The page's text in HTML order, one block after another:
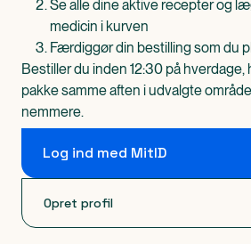
Se alle dine aktive recepter og
medicin i kurven
Færdiggør din bestilling som du
Bestiller du inden 12:30 på hverdage,
pakke samme aften i udvalgte
nemmere.
Log ind med MitID
Opret profil